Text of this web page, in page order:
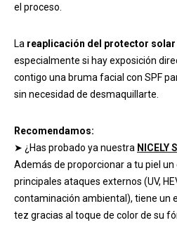
el proceso.
La reaplicación del protector solar
especialmente si hay exposición
contigo una bruma facial con SPF
sin necesidad de desmaquillarte.
Recomendamos:
➤ ¿Has probado ya nuestra NICELY
Además de proporcionar a tu piel
principales ataques externos (UV,
contaminación ambiental), tiene un
tez gracias al toque de color de su